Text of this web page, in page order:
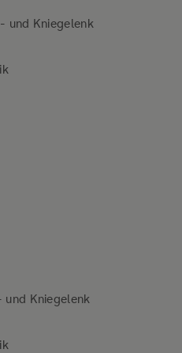
und Kniegelenk
Kniegelenk